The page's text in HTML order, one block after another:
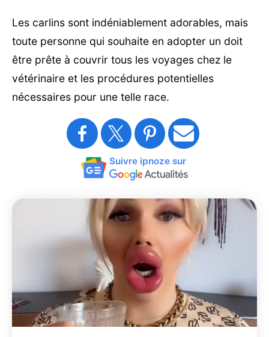
Les carlins sont indéniablement adorables, mais
toute personne qui souhaite en adopter un doit
être prête à couvrir tous les voyages chez le
vétérinaire et les procédures potentielles
nécessaires pour une telle race.
Suivre ipnoze sur